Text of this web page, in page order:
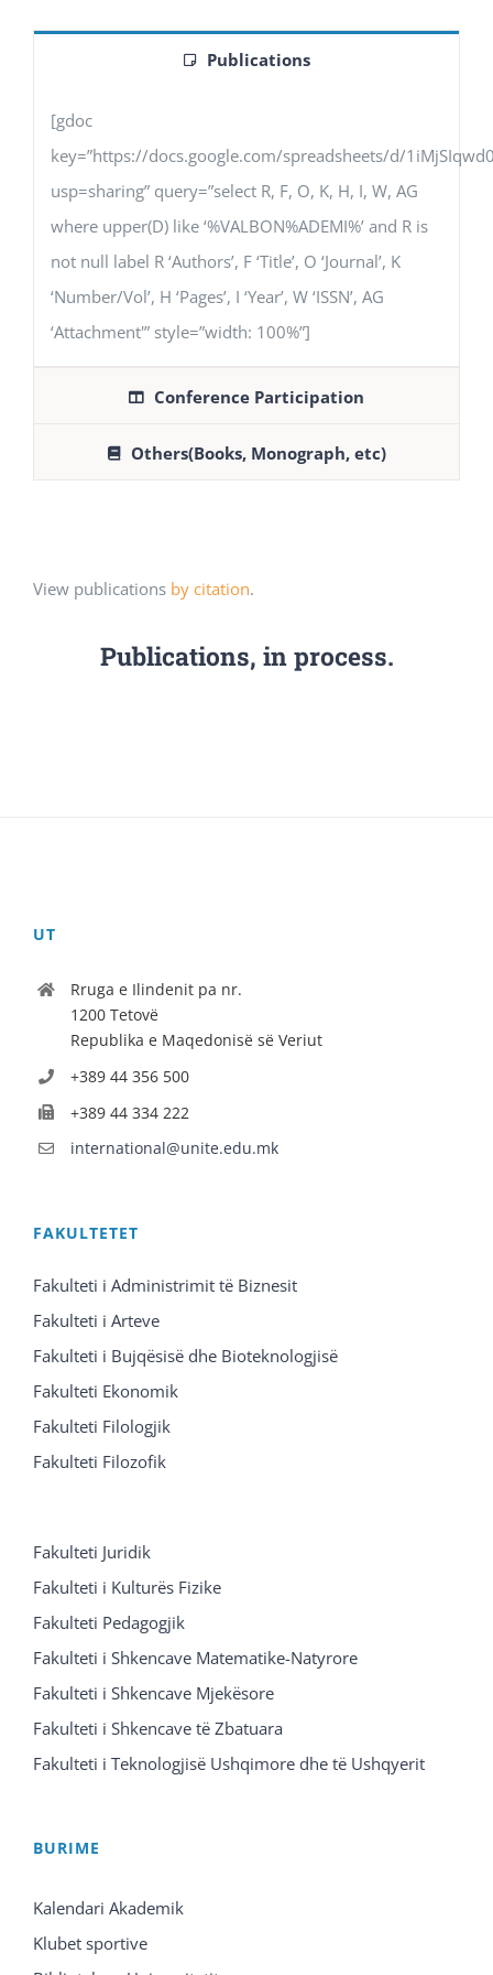
Publications
[gdoc
key=”https://docs.google.com/spreadsheets/d/
usp=sharing” query=”select R, F, O, K, H, I, W, AG
where upper(D) like ‘%VALBON%ADEMI%’ and R is
not null label R ‘Authors’, F ‘Title’, O ‘Journal’, K
‘Number/Vol’, H ‘Pages’, I ‘Year’, W ‘ISSN’, AG
‘Attachment'” style=”width: 100%”]
Conference Participation
Others(Books, Monograph, etc)
View publications by citation.
Publications, in process.
UT
Rruga e Ilindenit pa nr.
1200 Tetovë
Republika e Maqedonisë së Veriut
+389 44 356 500
+389 44 334 222
international@unite.edu.mk
FAKULTETET
Fakulteti i Administrimit të Biznesit
Fakulteti i Arteve
Fakulteti i Bujqësisë dhe Bioteknologjisë
Fakulteti Ekonomik
Fakulteti Filologjik
Fakulteti Filozofik
Fakulteti Juridik
Fakulteti i Kulturës Fizike
Fakulteti Pedagogjik
Fakulteti i Shkencave Matematike-Natyrore
Fakulteti i Shkencave Mjekësore
Fakulteti i Shkencave të Zbatuara
Fakulteti i Teknologjisë Ushqimore dhe të Ushqyerit
BURIME
Kalendari Akademik
Klubet sportive